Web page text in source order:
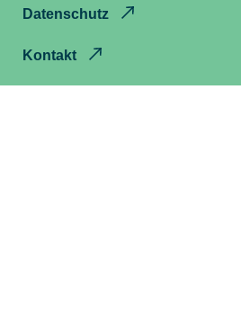
Datenschutz
Kontakt